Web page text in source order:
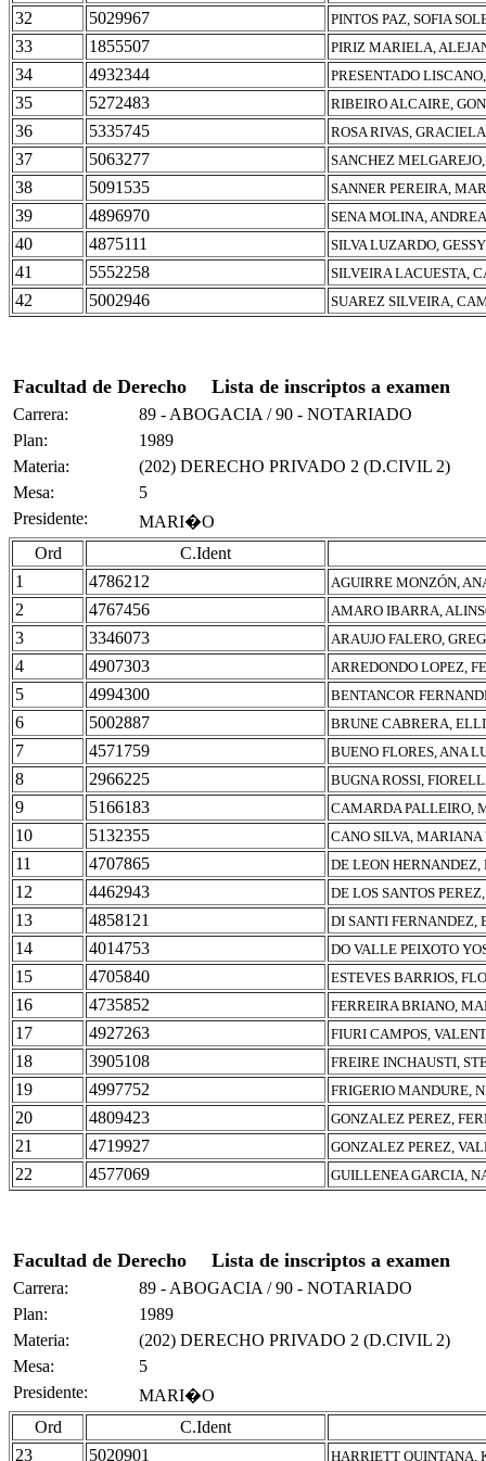
32 5029967 PINTOS PAZ, SOFIA
33 1855507 PIRIZ MARIELA,
34 4932344 PRESENTADO
35 5272483 RIBEIRO ALCAIRE,
36 5335745 ROSA RIVAS,
37 5063277 SANCHEZ
38 5091535 SANNER PEREIRA,
39 4896970 SENA MOLINA,
40 4875111 SILVA LUZARDO,
41 5552258 SILVEIRA LACUESTA,
42 5002946 SUAREZ SILVEIRA,
Facultad de Derecho Lista de inscriptos a examen
Carrera:
89 - ABOGACIA / 90 - NOTARIADO
Plan:
1989
Materia:
(202) DERECHO PRIVADO 2 (D.CIVIL 2)
Mesa:
5
Presidente:
MARI�O
Ord
C.Ident
1
4786212 AGUIRRE MONZÓN,
2 4767456 AMARO IBARRA,
3 3346073 ARAUJO FALERO,
4 4907303 ARREDONDO LOPEZ,
5 4994300 BENTANCOR
6 5002887 BRUNE CABRERA,
7 4571759 BUENO FLORES, ANA
8 2966225 BUGNA ROSSI,
9 5166183 CAMARDA PALLEIRO,
10 5132355 CANO SILVA,
11 4707865 DE LEON HERNANDEZ,
12 4462943 DE LOS SANTOS
13 4858121 DI SANTI FERNANDEZ,
14 4014753 DO VALLE PEIXOTO
15 4705840 ESTEVES BARRIOS,
16 4735852 FERREIRA BRIANO,
17 4927263 FIURI CAMPOS,
18 3905108 FREIRE INCHAUSTI,
19 4997752 FRIGERIO MANDURE,
20 4809423 GONZALEZ PEREZ,
21 4719927 GONZALEZ PEREZ,
22 4577069 GUILLENEA GARCIA,
Facultad de Derecho Lista de inscriptos a examen
Carrera:
89 - ABOGACIA / 90 - NOTARIADO
Plan:
1989
Materia:
(202) DERECHO PRIVADO 2 (D.CIVIL 2)
Mesa:
5
Presidente:
MARI�O
Ord
C.Ident
23
5020901 HARRIETT QUINTANA,